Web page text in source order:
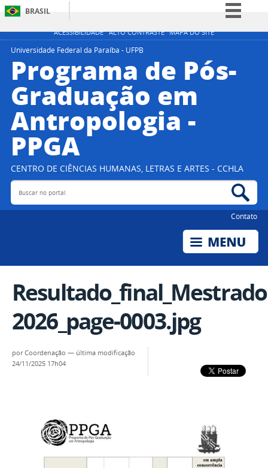
ACESSIBILIDADE ALTO CONTRASTE MAPA DO SITE
BRASIL
Simplifique!
Participe
Legislação
Canais
Universidade Federal da Paraíba - UFPB
Programa de Pós-
Graduação em
Antropologia -
PPGA
CENTRO DE CIÊNCIAS HUMANAS, LETRAS E ARTES - CCHLA
Buscar no portal
Contato
2026_page-0003.jpg
porCoordenação — última modificação
24/11/2025 17h04